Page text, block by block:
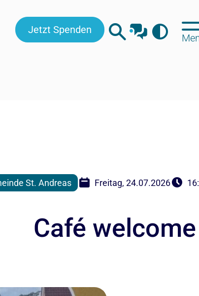
Jetzt Spenden
St. Andreas Freitag, 24.07.2026
Café welcome